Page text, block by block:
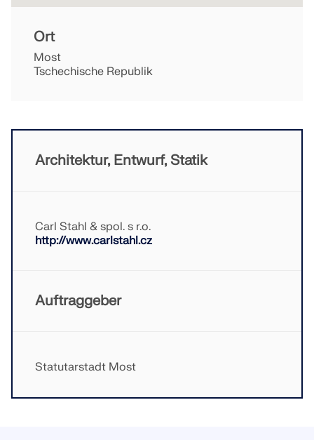
Ort
Most
Tschechische Republik
Architektur, Entwurf, Statik
Carl Stahl & spol. s r.o.
http://www.carlstahl.cz
Auftraggeber
Statutarstadt Most